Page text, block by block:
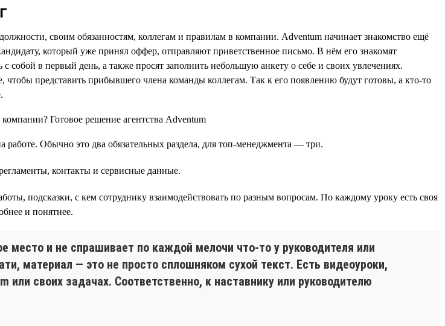
своим обязанностям, коллегам и правилам в компании. Adventum начинает знакомство ещё
который уже принял оффер, отправляют приветственное письмо. В нём его знакомят
в первый день, а также просят заполнить небольшую анкету о себе и своих увлечениях.
чтобы представить прибывшего члена команды коллегам. Так к его появлению будут готовы, а кто-то
работе. Обычно это два обязательных раздела, для топ-менеджмента — три.
контакты и сервисные данные.
подсказки, с кем сотруднику взаимодействовать по разным вопросам. По каждому уроку есть своя
и понятнее.
место и не спрашивает по каждой мелочи что-то у руководителя или
материал — это не просто сплошняком сухой текст. Есть видеоуроки,
своих задачах. Соответственно, к наставнику или руководителю